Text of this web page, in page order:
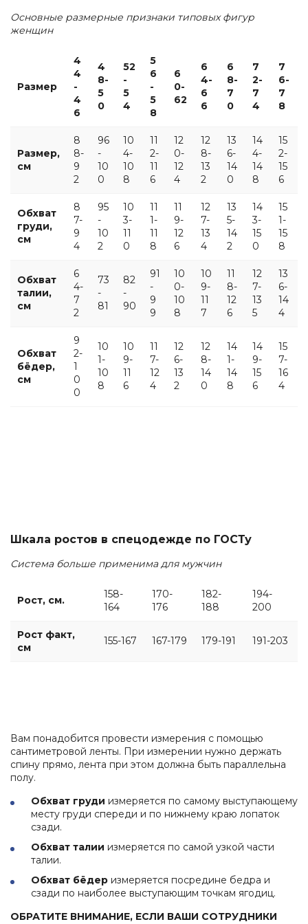
Основные размерные признаки типовых фигур
женщин
Размер
4
4
-
4
6
4
8-
5
0
52
-
5
4
5
6
-
5
8
6
0-
62
6
4-
6
6
6
8-
7
0
7
2-
7
4
7
6-
7
8
Размер,
см
8
8-
9
2
96
-
10
0
10
4-
10
8
11
2-
11
6
12
0-
12
4
12
8-
13
2
13
6-
14
0
14
4-
14
8
15
2-
15
6
Обхват
груди,
см
8
7-
9
4
95
-
10
2
10
3-
11
0
11
1-
11
8
11
9-
12
6
12
7-
13
4
13
5-
14
2
14
3-
15
0
15
1-
15
8
Обхват
талии,
см
6
4-
7
2
73
-
81
82
-
90
91
-
9
9
10
0-
10
8
10
9-
11
7
11
8-
12
6
12
7-
13
5
13
6-
14
4
Обхват
бёдер,
см
9
2-
1
0
0
10
1-
10
8
10
9-
11
6
11
7-
12
4
12
6-
13
2
12
8-
14
0
14
1-
14
8
14
9-
15
6
15
7-
16
4
Шкала ростов в спецодежде по ГОСТу
Система больше применима для мужчин
Рост, см.
158-
164
170-
176
182-
188
194-
200
Рост факт,
см
155-167 167-179 179-191 191-203
Вам понадобится провести измерения с помощью
сантиметровой ленты. При измерении нужно держать
спину прямо, лента при этом должна быть параллельна
полу.
Обхват груди измеряется по самому выступающему
месту груди спереди и по нижнему краю лопаток
сзади.
Обхват талии измеряется по самой узкой части
талии.
Обхват бёдер измеряется посредине бедра и
сзади по наиболее выступающим точкам ягодиц.
ОБРАТИТЕ ВНИМАНИЕ, ЕСЛИ ВАШИ СОТРУДНИКИ